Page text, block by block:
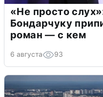
«Не просто
Бондарчуку
роман — с кем
6 августа 93